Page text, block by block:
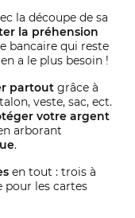
la découpe de sa
la préhension
bancaire qui reste
a le plus besoin !
partout grâce à
veste, sac, ect.
votre argent
arborant
.
en tout : trois à
pour les cartes